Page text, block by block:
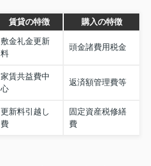
賃貸の特徴 購入の特徴
敷金礼金更新
料
頭金諸費用税金
家賃共益費中
心
返済額管理費等
更新料引越し
費
固定資産税修繕
費